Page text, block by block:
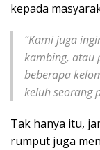
kepada
“Kami juga
kambing, atau
beberapa
keluh seorang
Tak hanya itu,
rumput juga